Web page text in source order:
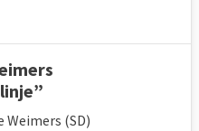
(SD)